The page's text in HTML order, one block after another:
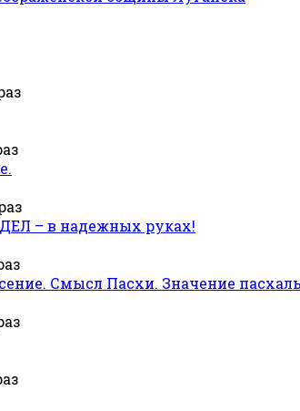
– в надежных руках!
Смысл Пасхи. Значение